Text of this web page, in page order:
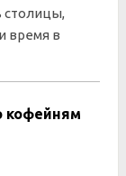
столицы,
время в
кофейням